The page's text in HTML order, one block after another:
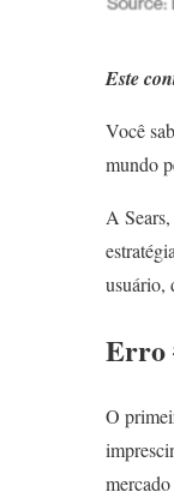
Este
Você
mundo
A
usuário,
Erro
O